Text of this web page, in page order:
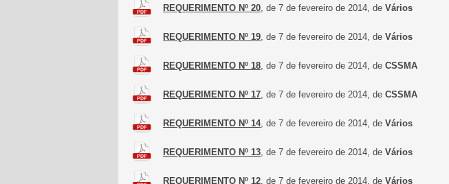
REQUERIMENTO Nº 20, de 7 de fevereiro de 2014, de Vários
REQUERIMENTO Nº 19, de 7 de fevereiro de 2014, de Vários
REQUERIMENTO Nº 18, de 7 de fevereiro de 2014, de CSSMA
REQUERIMENTO Nº 17, de 7 de fevereiro de 2014, de CSSMA
REQUERIMENTO Nº 14, de 7 de fevereiro de 2014, de Vários
REQUERIMENTO Nº 13, de 7 de fevereiro de 2014, de Vários
REQUERIMENTO Nº 12, de 7 de fevereiro de 2014, de Vários